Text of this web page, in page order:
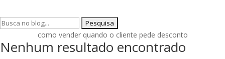
Pesquisar
como vender quando o cliente pede desconto
Nenhum resultado encontrado